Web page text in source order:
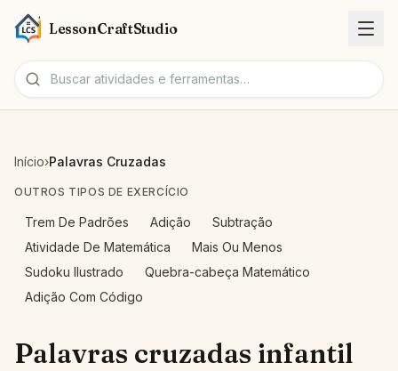
LessonCraftStudio
Atividades
Ferramentas
Início›Palavras Cruzadas
OUTROS TIPOS DE EXERCÍCIO
Trem De Padrões Adição
Subtração
Atividade De Matemática
Mais Ou Menos
Sudoku Ilustrado
Quebra-cabeça Matemático
Adição Com Código
Palavras cruzadas infantil